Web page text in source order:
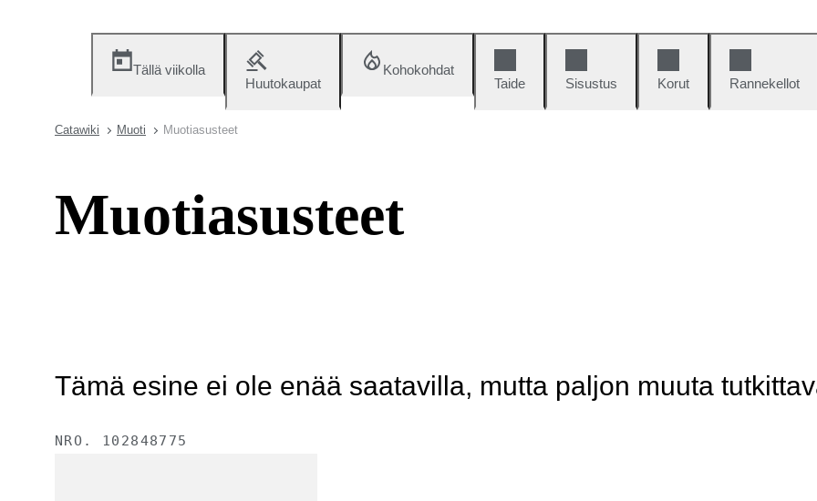
Tällä viikolla
Huutokaupat
Kohokohdat
Taide
Sisustus Korut Rannekellot
Catawiki Muoti Muotiasusteet
Muotiasusteet
Tämä esine ei ole enää saatavilla, mutta paljon muuta
NRO. 102848775